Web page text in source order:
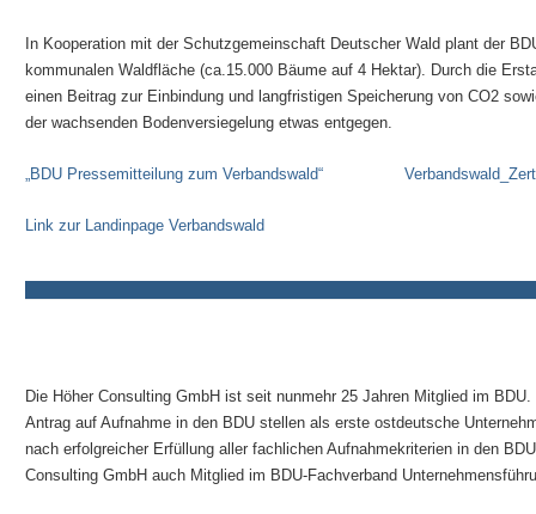
In Kooperation mit der Schutzgemeinschaft Deutscher Wald plant der
kommunalen Waldfläche (ca.15.000 Bäume auf 4 Hektar). Durch die
einen Beitrag zur Einbindung und langfristigen Speicherung von CO2
der wachsenden Bodenversiegelung etwas entgegen.
„BDU Pressemitteilung zum Verbandswald“
Link zur Landinpage Verbandswald
Die Höher Consulting GmbH ist seit nunmehr 25 Jahren Mitglied im
Antrag auf Aufnahme in den BDU stellen als erste ostdeutsche
nach erfolgreicher Erfüllung aller fachlichen Aufnahmekriterien in den
Consulting GmbH auch Mitglied im BDU-Fachverband